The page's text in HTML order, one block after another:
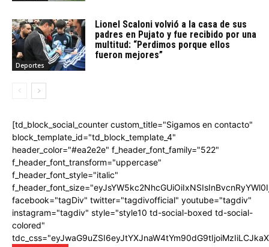
Deportes
Lionel Scaloni volvió a la casa de sus
padres en Pujato y fue recibido por una
multitud: “Perdimos porque ellos
fueron mejores”
[td_block_social_counter custom_title="Sigamos en contacto"
block_template_id="td_block_template_4"
header_color="#ea2e2e" f_header_font_family="522"
f_header_font_transform="uppercase"
f_header_font_style="italic"
facebook="tagDiv" twitter="tagdivofficial" youtube="tagdiv"
instagram="tagdiv" style="style10 td-social-boxed td-social-
colored"